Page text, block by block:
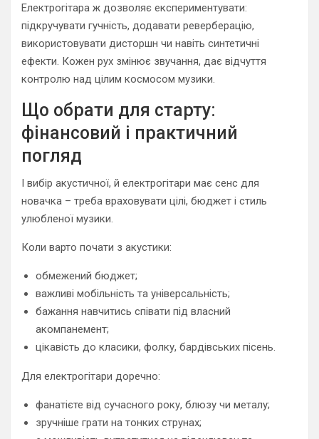
Електрогітара ж дозволяє експериментувати:
підкручувати гучність, додавати реверберацію,
використовувати дисторшн чи навіть синтетичні
ефекти. Кожен рух змінює звучання, дає відчуття
контролю над цілим космосом музики.
Що обрати для старту:
фінансовий і практичний
погляд
І вибір акустичної, й електрогітари має сенс для
новачка – треба враховувати цілі, бюджет і стиль
улюбленої музики.
Коли варто почати з акустики:
обмежений бюджет;
важливі мобільність та універсальність;
бажання навчитись співати під власний
акомпанемент;
цікавість до класики, фолку, бардівських пісень.
Для електрогітари доречно:
фанатієте від сучасного року, блюзу чи металу;
зручніше грати на тонких струнах;